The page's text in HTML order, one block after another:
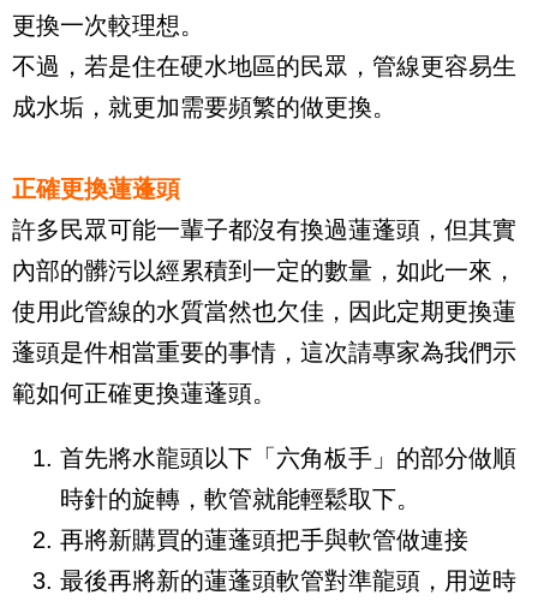
更換一次較理想。
不過，若是住在硬水地區的民眾，管線更容易生
成水垢，就更加需要頻繁的做更換。
正確更換蓮蓬頭
許多民眾可能一輩子都沒有換過蓮蓬頭，但其實
內部的髒污以經累積到一定的數量，如此一來，
使用此管線的水質當然也欠佳，因此定期更換蓮
蓬頭是件相當重要的事情，這次請專家為我們示
範如何正確更換蓮蓬頭。
首先將水龍頭以下「六角板手」的部分做順
時針的旋轉，軟管就能輕鬆取下。
再將新購買的蓮蓬頭把手與軟管做連接
最後再將新的蓮蓬頭軟管對準龍頭，用逆時